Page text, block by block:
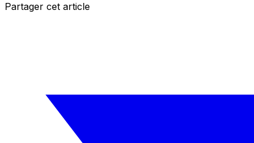
Partager cet article